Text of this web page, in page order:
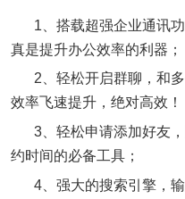
1、搭载超强企业通讯
真是提升办公效率的利器；
2、轻松开启群聊，和
效率飞速提升，绝对高效！
3、轻松申请添加好友
约时间的必备工具；
4、强大的搜索引擎，